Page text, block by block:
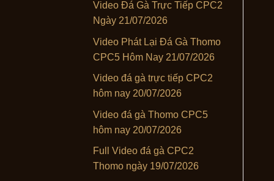
Video Đá Gà Trực Tiếp CPC2
Ngày 21/07/2026
Video Phát Lại Đá Gà Thomo
CPC5 Hôm Nay 21/07/2026
Video đá gà trực tiếp CPC2
hôm nay 20/07/2026
Video đá gà Thomo CPC5
hôm nay 20/07/2026
Full Video đá gà CPC2
Thomo ngày 19/07/2026